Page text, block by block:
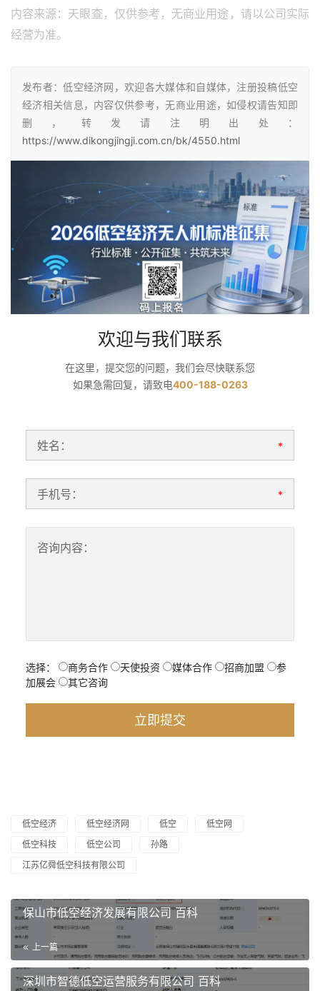
内容来源：天眼查，仅供参考，无商业用途，请以公司实际
经营为准。
发布者：低空经济网，欢迎各大媒体和自媒体，注册投稿低空
经济相关信息，内容仅供参考，无商业用途，如侵权请告知即
删，转发请注明出处：
https://www.dikongjingji.com.cn/bk/4550.html
欢迎与我们联系
在这里，提交您的问题，我们会尽快联系您
如果急需回复，请致电400-188-0263
姓名： *
手机号： *
咨询内容：
选择： 商务合作 天使投资 媒体合作 招商加盟
参
加展会
其它咨询
低空经济 低空经济网 低空
低空网
低空科技
低空公司
孙路
江苏亿舜低空科技有限公司
保山市低空经济发展有限公司 百科
上一篇
深圳市智德低空运营服务有限公司 百科